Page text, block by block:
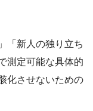
「新人の独り立ち
測定可能な具体的
化させないための